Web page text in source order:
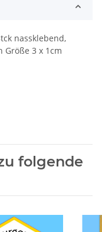
nassklebend,
Größe 3 x 1cm
folgende